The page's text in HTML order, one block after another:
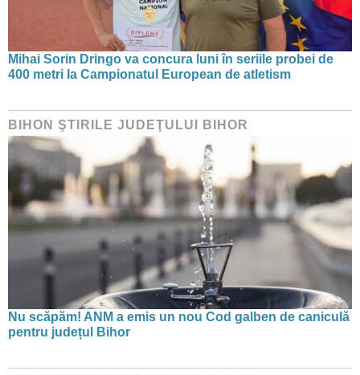
Mihai Sorin Dringo va concura luni în seriile probei de
400 metri la Campionatul European de atletism
BIHON ŞTIRILE JUDEŢULUI BIHOR
Nu scăpăm! ANM a emis un nou Cod galben de caniculă
pentru județul Bihor